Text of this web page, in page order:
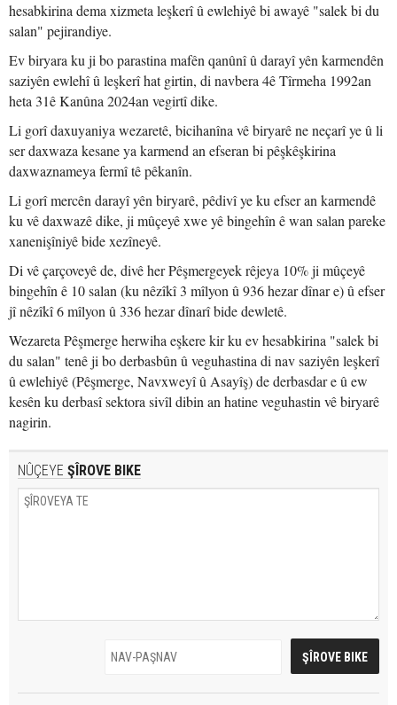
hesabkirina dema xizmeta leşkerî û ewlehiyê bi awayê "salek bi du
salan" pejirandiye.
Ev biryara ku ji bo parastina mafên qanûnî û darayî yên karmendên
saziyên ewlehî û leşkerî hat girtin, di navbera 4ê Tîrmeha 1992an
heta 31ê Kanûna 2024an vegirtî dike.
Li gorî daxuyaniya wezaretê, bicihanîna vê biryarê ne neçarî ye û li
ser daxwaza kesane ya karmend an efseran bi pêşkêşkirina
daxwaznameya fermî tê pêkanîn.
Li gorî mercên darayî yên biryarê, pêdivî ye ku efser an karmendê
ku vê daxwazê dike, ji mûçeyê xwe yê bingehîn ê wan salan pareke
xanenişîniyê bide xezîneyê.
Di vê çarçoveyê de, divê her Pêşmergeyek rêjeya 10% ji mûçeyê
bingehîn ê 10 salan (ku nêzîkî 3 mîlyon û 936 hezar dînar e) û efser
jî nêzîkî 6 mîlyon û 336 hezar dînarî bide dewletê.
Wezareta Pêşmerge herwiha eşkere kir ku ev hesabkirina "salek bi
du salan" tenê ji bo derbasbûn û veguhastina di nav saziyên leşkerî
û ewlehiyê (Pêşmerge, Navxweyî û Asayîş) de derbasdar e û ew
kesên ku derbasî sektora sivîl dibin an hatine veguhastin vê biryarê
nagirin.
NÛÇEYE ŞÎROVE BIKE